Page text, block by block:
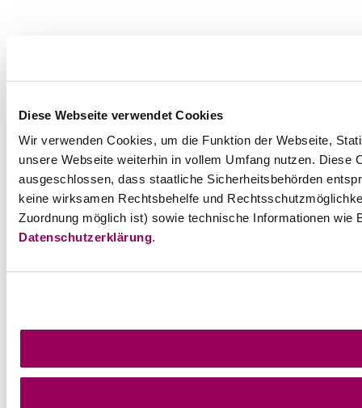
Diese Webseite verwendet Cookies
Wir verwenden Cookies, um die Funktion der Webseite,
unsere Webseite weiterhin in vollem Umfang nutzen.
ausgeschlossen, dass staatliche Sicherheitsbehörden
keine wirksamen Rechtsbehelfe und
Zuordnung möglich ist) sowie technische Informationen
Datenschutzerklärung.